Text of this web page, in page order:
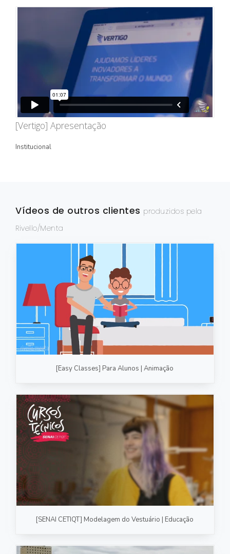
STORYTELLING
TURÍSTICO
EDIÇÃO / CAPTAÇÃO
DRONE
ONG/SOCIOAMBIENTAL
TV INTERNA/PAINEL
VÍDEOS ANIMADOS
MÍDIA INDOOR
PRODUTO/SERVIÇO
PRODUTO/SERVIÇO
GASTRONOMIA
CORPORATIVO
ESTÚDIO
FOTO/VÍDEO
RECEITA / AULA
PRODUTO/SERVIÇO
INSTITUCIONAL
[Vertigo] Apresentação
Institucional
Vídeos de outros clientes produzidos pela
Rivello/Menta
[Easy Classes] Para Alunos | Animação
[SENAI CETIQT] Modelagem do Vestuário | Educação